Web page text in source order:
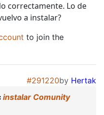
correctamente. Lo de
a instalar?
to join the
#291220by Hertak
instalar Comunity